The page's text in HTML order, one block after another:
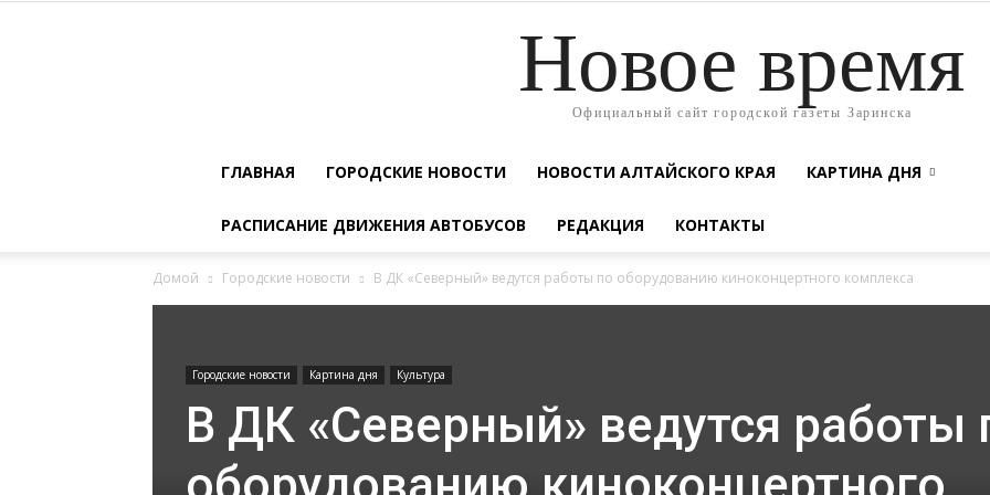
Новое время
Официальный сайт городской газеты Заринска
ГЛАВНАЯ ГОРОДСКИЕ НОВОСТИ НОВОСТИ АЛТАЙСКОГО КРАЯ КАРТИНА ДНЯ
РАСПИСАНИЕ ДВИЖЕНИЯ АВТОБУСОВ РЕДАКЦИЯ КОНТАКТЫ
Домой Городские новости В ДК «Северный» ведутся работы по оборудованию киноконцертного комплекса
Городские новости Картина дня Культура
В ДК «Северный» ведутся работы